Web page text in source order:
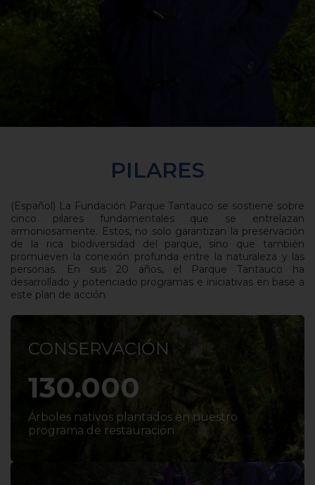
PILARES
(Español) La Fundación Parque Tantauco se sostiene sobre
cinco pilares fundamentales que se entrelazan
armoniosamente. Estos, no solo garantizan la preservación
de la rica biodiversidad del parque, sino que también
promueven la conexión profunda entre la naturaleza y las
personas. En sus 20 años, el Parque Tantauco ha
desarrollado y potenciado programas e iniciativas en base a
este plan de acción.
CONSERVACIÓN
130.000
Árboles nativos plantados en nuestro
programa de restauración